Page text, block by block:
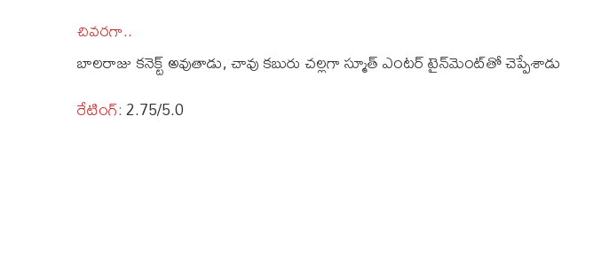
చివరగా..
బాలరాజు కనెక్ట్‌ అవుతాడు, చావు కబురు చల్లగా స్మూత్ ఎంటర్‌ టైన్‌మెంట్‌తో చెప్పేశాడు
రేటింగ్‌:2.75/5.0